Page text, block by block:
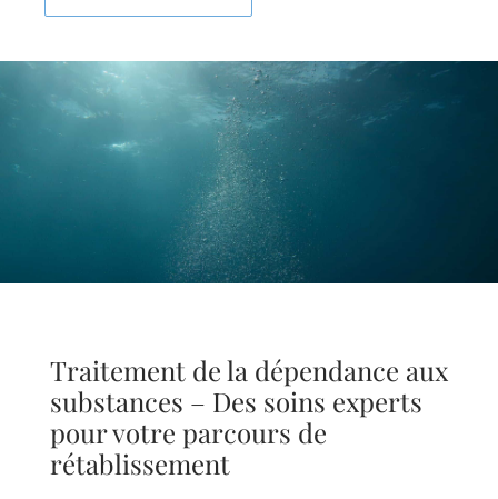
Traitement de la dépendance aux
substances – Des soins experts
pour votre parcours de
rétablissement